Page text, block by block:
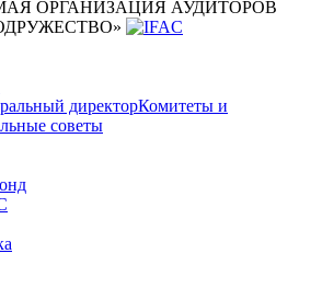
ОРГАНИЗАЦИЯ АУДИТОРОВ
директорКомитеты и
советы